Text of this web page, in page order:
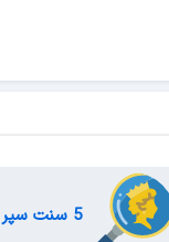
5 سنت سپر - نوع دو